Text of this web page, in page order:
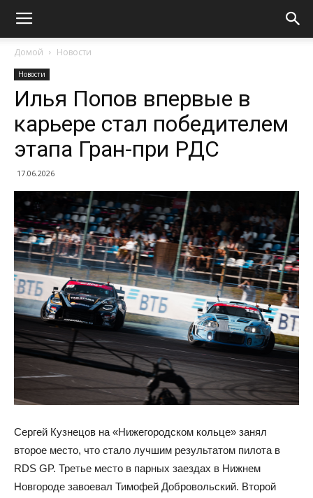
Домой Новости
Новости
Илья Попов впервые в
карьере стал победителем
этапа Гран-при РДС
17.06.2026
Сергей Кузнецов на «Нижегородском кольце» занял
второе место, что стало лучшим результатом пилота в
RDS GP. Третье место в парных заездах в Нижнем
Новгороде завоевал Тимофей Добровольский. Второй